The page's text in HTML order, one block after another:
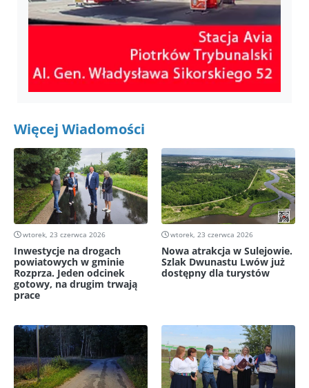
Więcej Wiadomości
wtorek, 23 czerwca 2026
Inwestycje na drogach
powiatowych w gminie
Rozprza. Jeden odcinek
gotowy, na drugim trwają
prace
wtorek, 23 czerwca 2026
Nowa atrakcja w Sulejowie.
Szlak Dwunastu Lwów już
dostępny dla turystów